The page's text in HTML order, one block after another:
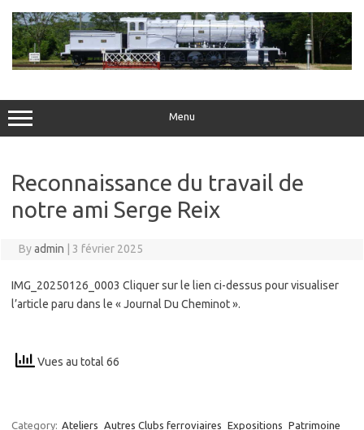
content
Menu
Reconnaissance du travail de
notre ami Serge Reix
Byadmin 3 février 2025
IMG_20250126_0003 Cliquer sur le lien ci-dessus pour visualiser
l’article paru dans le « Journal Du Cheminot ».
Vues au total 66
Category: Ateliers Autres Clubs ferroviaires Expositions Patrimoine